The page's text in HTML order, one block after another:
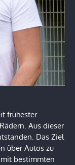
frühester
Aus dieser
Das Ziel
über Autos zu
bestimmten